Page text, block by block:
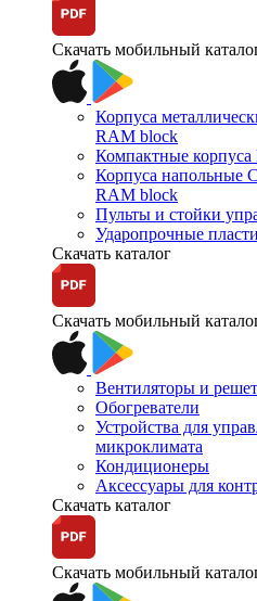
Скачать мобильный
Корпуса
RAM block
Компактные
Корпуса напольные
RAM block
Пульты и стойки
Ударопрочные
Скачать каталог
Скачать мобильный
Вентиляторы и
Обогреватели
Устройства для
микроклимата
Кондиционеры
Аксессуары для
Скачать каталог
Скачать мобильный